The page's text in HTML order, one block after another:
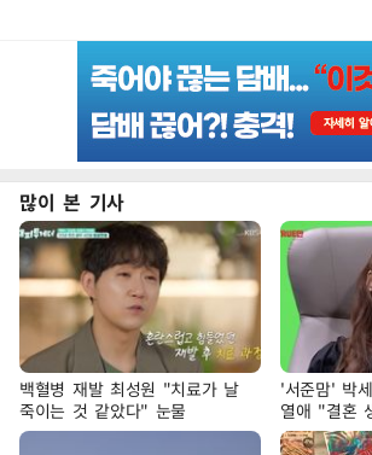
많이 본 기사
백혈병 재발 최성원 "치료가 날
죽이는 것 같았다" 눈물
'서준맘' 박
열애 "결혼